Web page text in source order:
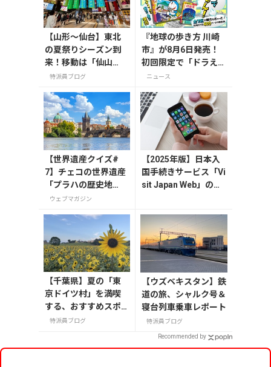
【山形〜仙台】東北
の夏祭りシーズン到
来！移動は「仙山
線」と「高速バス」
特派員ブログ
『地球の歩き方 川崎
市』が8月6日発売！
初回限定で「ドラえも
ん」描き下ろし特別カ
ニュース
【世界遺産クイズ#
7】チェコの世界遺産
「プラハの歴史地
区」を流れる川の名
ウェブマガジン
【2025年版】日本入
国手続きサービス「Vi
sit Japan Web」の登
【千葉県】夏の「東
京ドイツ村」を満喫
する、おすすめスポ
ット3選
特派員ブログ
【ウズベキスタン】鉄
道の旅、シャルク号＆
寝台列車乗車レポート
特派員ブログ
Recommended by